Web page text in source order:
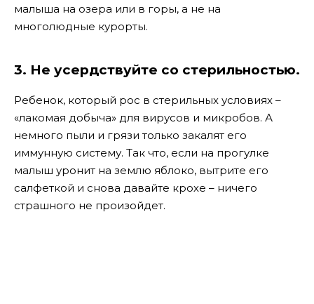
малыша на озера или в горы, а не на
многолюдные курорты.
3. Не усердствуйте со стерильностью.
Ребенок, который рос в стерильных условиях –
«лакомая добыча» для вирусов и микробов. А
немного пыли и грязи только закалят его
иммунную систему. Так что, если на прогулке
малыш уронит на землю яблоко, вытрите его
салфеткой и снова давайте крохе – ничего
страшного не произойдет.